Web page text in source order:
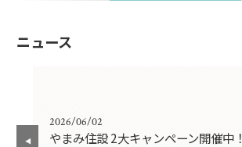
ニュース
2026/06/02
やまみ住設 2大キャンペーン開催中！